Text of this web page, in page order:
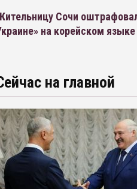
Сочи
на корейском
на главной